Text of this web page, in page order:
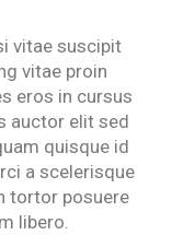
vitae suscipit
vitae proin
eros in cursus
auctor elit sed
quisque id
a scelerisque
tortor posuere
libero.